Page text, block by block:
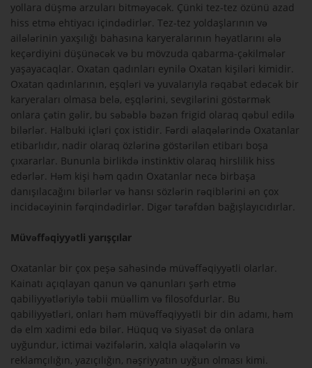
yollara düşmə arzuları bitməyəcək. Çünki tez-tez özünü azad
hiss etmə ehtiyacı içindədirlər. Tez-tez yoldaşlarının və
ailələrinin yaxşılığı bahasına karyeralarının həyatlarını ələ
keçərdiyini düşünəcək və bu mövzuda qabarma-çəkilmələr
yaşayacaqlar. Oxatan qadınları eynilə Oxatan kişiləri kimidir.
Oxatan qadınlarının, eşqləri və yuvalarıyla rəqabət edəcək bir
karyeraları olmasa belə, eşqlərini, sevgilərini göstərmək
onlara çətin gəlir, bu səbəblə bəzən frigid olaraq qəbul edilə
bilərlər. Halbuki içləri çox istidir. Fərdi əlaqələrində Oxatanlar
etibarlıdır, nadir olaraq özlərinə göstərilən etibarı boşa
çıxararlar. Bununla birlikdə instinktiv olaraq hirslilik hiss
edərlər. Həm kişi həm qadın Oxatanlar necə birbaşa
danışılacağını bilərlər və hansı sözlərin rəqiblərini ən çox
incidəcəyinin fərqindədirlər. Digər tərəfdən bağışlayıcıdırlar.
Müvəffəqiyyətli yarışçılar
Oxatanlar bir çox peşə sahəsində müvəffəqiyyətli olarlar.
Kainatı açıqlayan qanun və qanunları şərh etmə
qabiliyyətləriylə təbii müəllim və filosofdurlar. Bu
qabiliyyətləri, onları həm müvəffəqiyyətli bir din adamı, həm
də elm xadimi edə bilər. Hüquq və siyasət də onlara
uyğundur, ictimai vəzifələrin, xalqla əlaqələrin və
reklamçılığın, yazıçılığın, nəşriyyatın uyğun olması kimi.